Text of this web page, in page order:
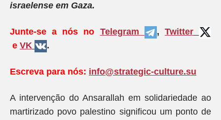
israelense em Gaza.
Junte-se a nós no Telegram , Twitter
e VK .
Escreva para nós: info@strategic-culture.su
A intervenção do Ansarallah em solidariedade ao
martirizado povo palestino significou um ponto de